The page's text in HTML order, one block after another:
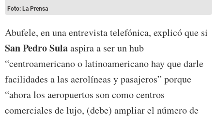
Foto: La Prensa
Abufele, en una entrevista telefónica, explicó que si
San Pedro Sulaaspira a ser un hub
“centroamericano o latinoamericano hay que darle
facilidades a las aerolíneas y pasajeros” porque
“ahora los aeropuertos son como centros
comerciales de lujo, (debe) ampliar el número de